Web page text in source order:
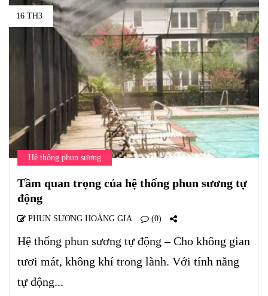
16 TH3
Hệ thống phun sương
Tầm quan trọng của hệ thống phun sương tự
động
PHUN SƯƠNG HOÀNG GIA (0)
Hệ thống phun sương tự động – Cho không gian
tươi mát, không khí trong lành. Với tính năng
tự động...